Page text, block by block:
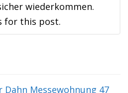
wiederkommen.
for this post.
Messewohnung 47